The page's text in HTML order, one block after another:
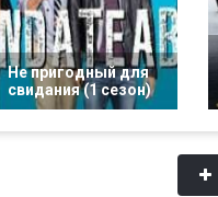
Не пригодный для
свидания (1 сезон)